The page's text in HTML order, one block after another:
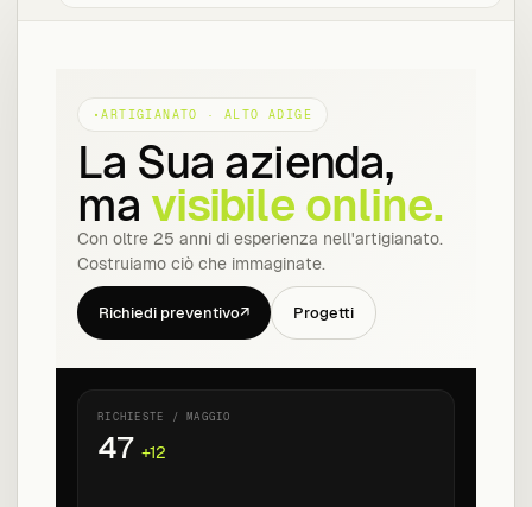
ARTIGIANATO · ALTO ADIGE
La Sua azienda,
ma visibile online.
Con oltre 25 anni di esperienza nell'artigianato.
Costruiamo ciò che immaginate.
Richiedi preventivo↗ Progetti
RICHIESTE / MAGGIO
47 +12